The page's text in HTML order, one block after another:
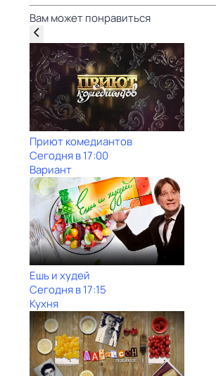
Вам может понравиться
Приют комедиантов
Сегодня в 17:00
Вариант
Ешь и худей
Сегодня в 17:15
Кухня